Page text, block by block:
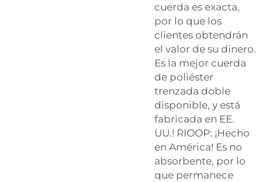
cuerda es exacta,
por lo que los
clientes obtendrán
el valor de su dinero.
Es la mejor cuerda
de poliéster
trenzada doble
disponible, y está
fabricada en EE.
UU.! RIOOP: ¡Hecho
en América! Es no
absorbente, por lo
que permanece